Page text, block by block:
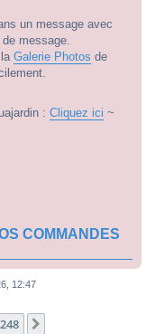
un message avec
message.
Galerie Photos de
: Cliquez ici ~
COMMANDES
12:47